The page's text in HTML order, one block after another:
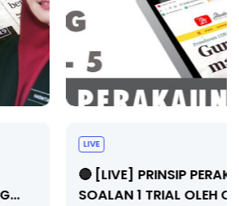
PERAKAUNAN, PECUT SKOR
OLEH CIKGU WAN...